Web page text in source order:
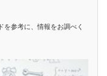
を参考に、情報をお調べく